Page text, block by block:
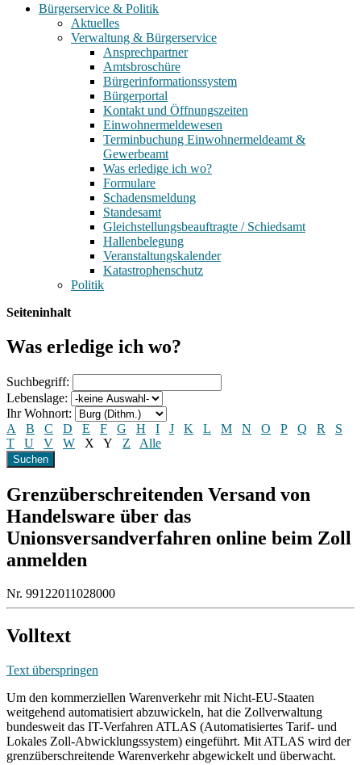
Bürgerservice & Politik
Aktuelles
Verwaltung & Bürgerservice
Ansprechpartner
Amtsbroschüre
Bürgerinformationssystem
Bürgerportal
Kontakt und Öffnungszeiten
Einwohnermeldewesen
Terminbuchung Einwohnermeldeamt &
Gewerbeamt
Was erledige ich wo?
Formulare
Schadensmeldung
Standesamt
Gleichstellungsbeauftragte / Schiedsamt
Hallenbelegung
Veranstaltungskalender
Katastrophenschutz
Politik
Seiteninhalt
Was erledige ich wo?
Suchbegriff:
Lebenslage:
Ihr Wohnort:
A
B C D E F G H I J K L M N O P Q R
S
T
U V W X Y Z Alle
Grenzüberschreitenden Versand von
Handelsware über das
Unionsversandverfahren online beim Zoll
anmelden
Nr. 99122011028000
Volltext
Text überspringen
Um den kommerziellen Warenverkehr mit Nicht-EU-Staaten
weitgehend automatisiert abzuwickeln, hat die Zollverwaltung
bundesweit das IT-Verfahren ATLAS (Automatisiertes Tarif- und
Lokales Zoll-Abwicklungssystem) eingeführt. Mit ATLAS wird der
grenzüberschreitende Warenverkehr abgewickelt und überwacht.